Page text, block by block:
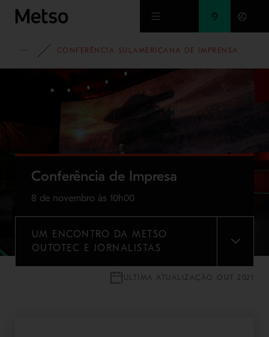
Ir para o conteúdo principal
EVENTOS
CONFERÊNCIA SULAMERICANA DE IMPRENSA
Conferência de Impresa
8 de novembro às 10h00
UM ENCONTRO DA METSO
OUTOTEC E JORNALISTAS
MENU
ÚLTIMA ATUALIZAÇÃO OUT 2021